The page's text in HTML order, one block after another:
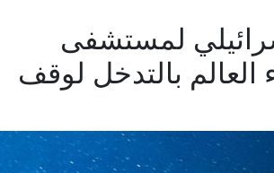
لمستشفى
بالتدخل لوقف